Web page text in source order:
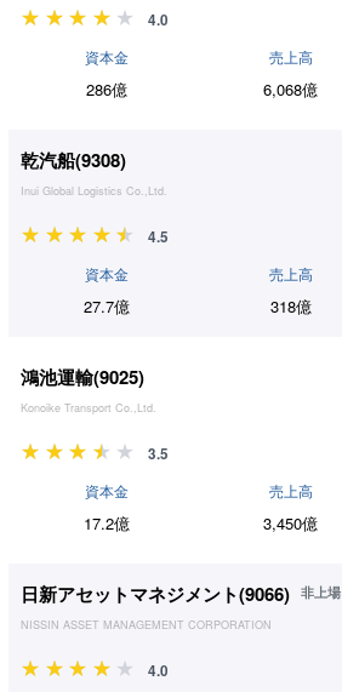
4.0
資本金
286億
売上高
6,068億
乾汽船(9308)
Inui Global Logistics Co.,Ltd.
4.5
資本金
27.7億
売上高
318億
鴻池運輸(9025)
Konoike Transport Co.,Ltd.
3.5
資本金
17.2億
売上高
3,450億
日新アセットマネジメント(9066) 非上場
NISSIN ASSET MANAGEMENT CORPORATION
4.0